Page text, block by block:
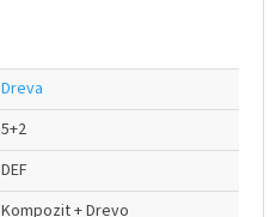
Dreva
5+2
DEF
Kompozit + Drevo